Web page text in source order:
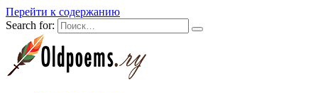
Перейти к содержанию
Search for: